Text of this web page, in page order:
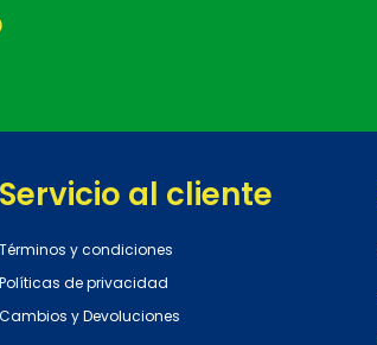
Servicio al cliente
Términos y condiciones
Políticas de privacidad
Cambios y Devoluciones